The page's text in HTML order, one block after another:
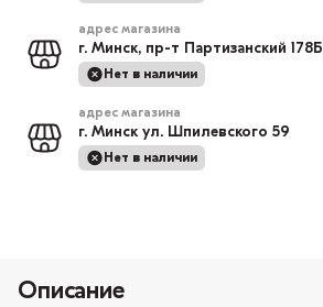
адрес магазина
г. Минск, пр-т Партизанский 178Б
Нет в наличии
адрес магазина
г. Минск ул. Шпилевского 59
Нет в наличии
Описание